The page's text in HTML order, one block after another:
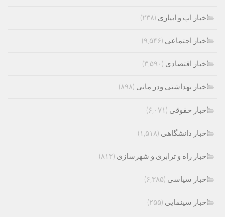
اخبار اب و ابیاری (۲۳۸)
اخبار اجتماعی (۹,۵۴۶)
اخبار اقتصادی (۳,۵۹۰)
اخبار بهداشتی ودر مانی (۸۹۸)
اخبار حقوقی (۶,۰۷۱)
اخبار دانشگاهی (۱,۵۱۸)
اخبار راه و ترابری و شهرسازی (۸۱۳)
اخبار سیاسی (۶,۳۸۵)
اخبار سینمایی (۲۵۵)